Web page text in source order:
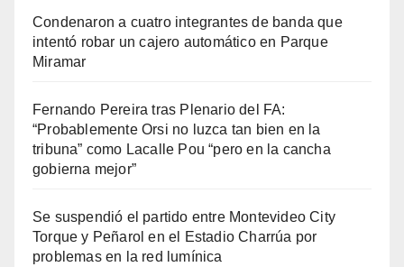
Condenaron a cuatro integrantes de banda que
intentó robar un cajero automático en Parque
Miramar
Fernando Pereira tras Plenario del FA:
“Probablemente Orsi no luzca tan bien en la
tribuna” como Lacalle Pou “pero en la cancha
gobierna mejor”
Se suspendió el partido entre Montevideo City
Torque y Peñarol en el Estadio Charrúa por
problemas en la red lumínica